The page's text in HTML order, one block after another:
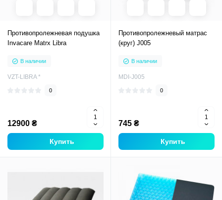
Противопролежневая подушка
Invacare Matrx Libra
В наличии
VZT-LIBRA *
0
12900 ₴
Купить
Противопролежневый матрас
(круг) J005
В наличии
MDI-J005
0
745 ₴
Купить